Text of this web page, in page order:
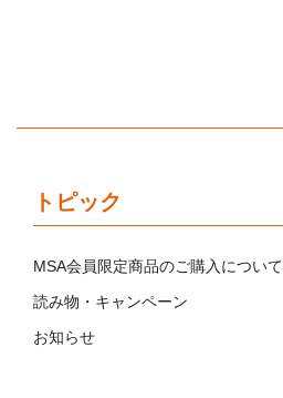
トピック
MSA会員限定商品のご購入について
読み物・キャンペーン
お知らせ